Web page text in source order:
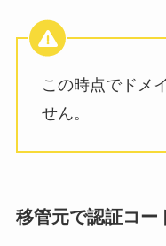
この時点でドメ
せん。
移管元で認証コー